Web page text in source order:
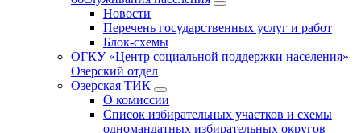
Новости
Перечень государственных услуг и работ
Блок-схемы
ОГКУ «Центр социальной поддержки населения»
Озерский отдел
Озерская ТИК
О комиссии
Список избирательных участков и схемы
одномандатных избирательных округов